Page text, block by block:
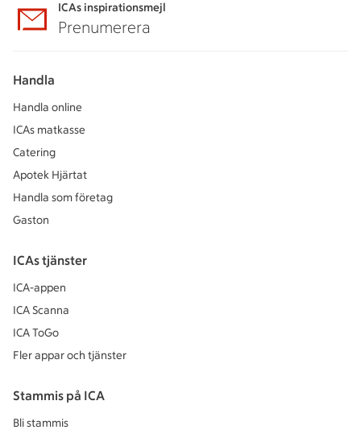
ICAs inspirationsmejl
Prenumerera
Handla
Handla online
ICAs matkasse
Catering
Apotek Hjärtat
Handla som företag
Gaston
ICAs tjänster
ICA-appen
ICA Scanna
ICA ToGo
Fler appar och tjänster
Stammis på ICA
Bli stammis